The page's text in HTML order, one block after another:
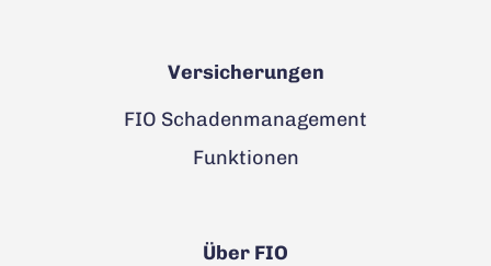
Versicherungen
FIO Schadenmanagement
Funktionen
Über FIO